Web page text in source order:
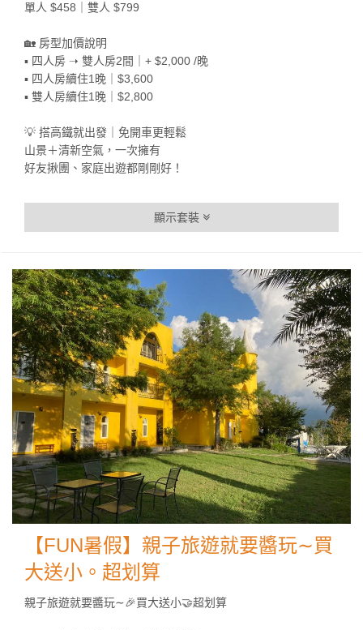
單人 $458｜雙人 $799
🏡 房型加價說明
▪ 四人房 ➝ 雙人房2間｜+ $2,000 /晚
▪ 四人房續住1晚｜$3,600
▪ 雙人房續住1晚｜$2,800
💡 搭高鐵就出發｜免開車更輕鬆
山景＋清新空氣，一次擁有
好友揪團、家庭出遊都剛剛好！
顯示套裝
【FUN暑假】親子旅遊就要醬玩∼買
大送小。超划算
親子旅遊就要醬玩∼🎉買大送小🤝超划算